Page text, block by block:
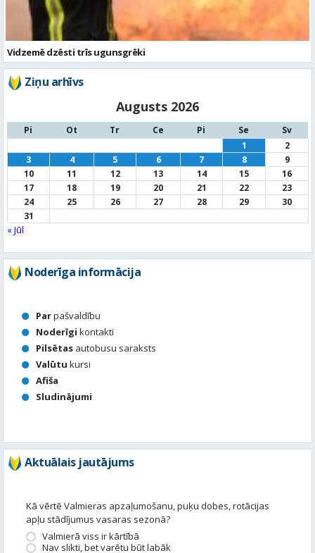
Vidzemē dzēsti trīs ugunsgrēki
Ziņu arhīvs
Augusts 2026
Pi Ot Tr Ce Pi Se
Sv
1
2
3
4 5 6 7 8
9
10
11 12 13 14 15
16
17
18 19 20 21 22
23
24
25 26 27 28 29
30
31
« Jūl
Noderīga informācija
Parpašvaldību
Noderīgi kontakti
Pilsētas autobusu saraksts
Valūtu kursi
Afiša
Sludinājumi
Aktuālais jautājums
Kā vērtē Valmieras apzaļumošanu, puķu dobes, rotācijas
apļu stādījumus vasaras sezonā?
Valmierā viss ir kārtībā
Nav slikti, bet varētu būt labāk